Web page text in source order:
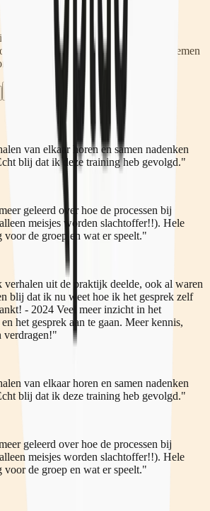
in deze training? Vul dan het
mail naar trainingen@qpido.nl. We nemen
met je op.
van elkaar horen en samen nadenken
blij dat ik deze training heb gevolgd."
geleerd over hoe de processen bij
meisjes worden slachtoffer!!). Hele
voor de groep en wat er speelt."
uit de praktijk deelde, ook al waren
blij dat ik nu weet hoe ik het gesprek zelf
- 2024 Veel meer inzicht in het
het gesprek aan te gaan. Meer kennis,
verdragen!"
van elkaar horen en samen nadenken
blij dat ik deze training heb gevolgd."
geleerd over hoe de processen bij
meisjes worden slachtoffer!!). Hele
voor de groep en wat er speelt."